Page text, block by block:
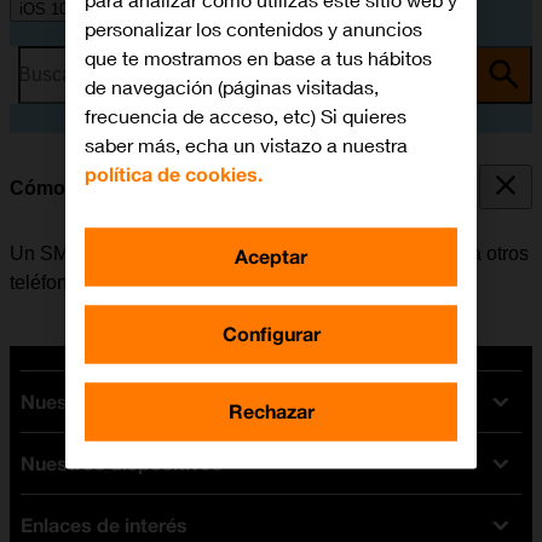
iOS 10.0
Busca por problema o tema
Cómo escribir y enviar un SMS
Un SMS es un mensaje de texto que se puede enviar a otros
teléfonos móviles.
Nuestras tarifas
Tarifas Orange
Tarifas fibra y móvil
Nuestros dispositivos
Ofertas en móviles
Enlaces de interés
personalizar los contenidos y anuncios
que te mostramos en base a tus hábitos
de navegación (páginas visitadas,
frecuencia de acceso, etc) Si quieres
saber más, echa un vistazo a nuestra
política de cookies.
Configurar
Rechazar
Aceptar